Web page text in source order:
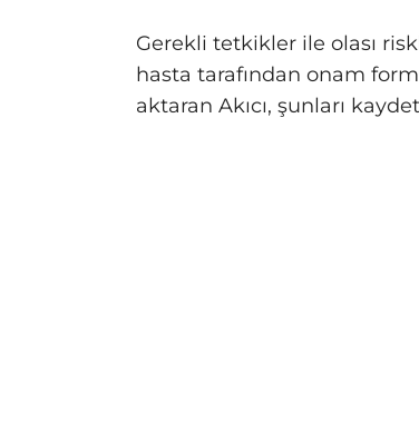
Gerekli tetkikler ile olası
hasta tarafından onam
aktaran Akıcı, şunları